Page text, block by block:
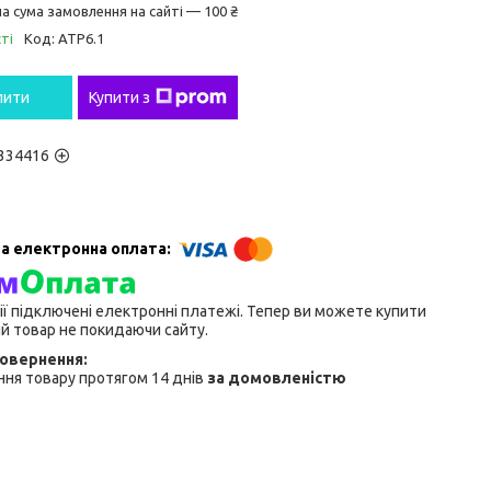
сума замовлення на сайті — 100 ₴
Код: АТР6.1
Купити з
підключені електронні платежі. Тепер ви можете купити
товар не покидаючи сайту.
товару протягом 14 днів за домовленістю